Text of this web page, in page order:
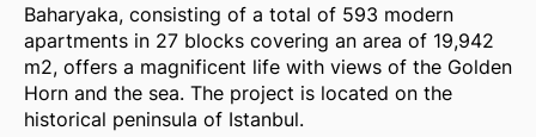
Baharyaka, consisting of a total of 593 modern
apartments in 27 blocks covering an area of 19,942
m2, offers a magnificent life with views of the Golden
Horn and the sea. The project is located on the
historical peninsula of Istanbul.